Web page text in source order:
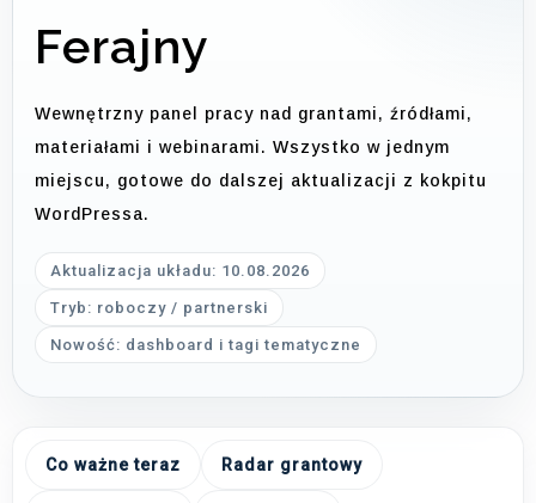
Ferajny
Wewnętrzny panel pracy nad grantami, źródłami,
materiałami i webinarami. Wszystko w jednym
miejscu, gotowe do dalszej aktualizacji z kokpitu
WordPressa.
Aktualizacja układu: 10.08.2026
Tryb: roboczy / partnerski
Nowość: dashboard i tagi tematyczne
Co ważne teraz Radar grantowy